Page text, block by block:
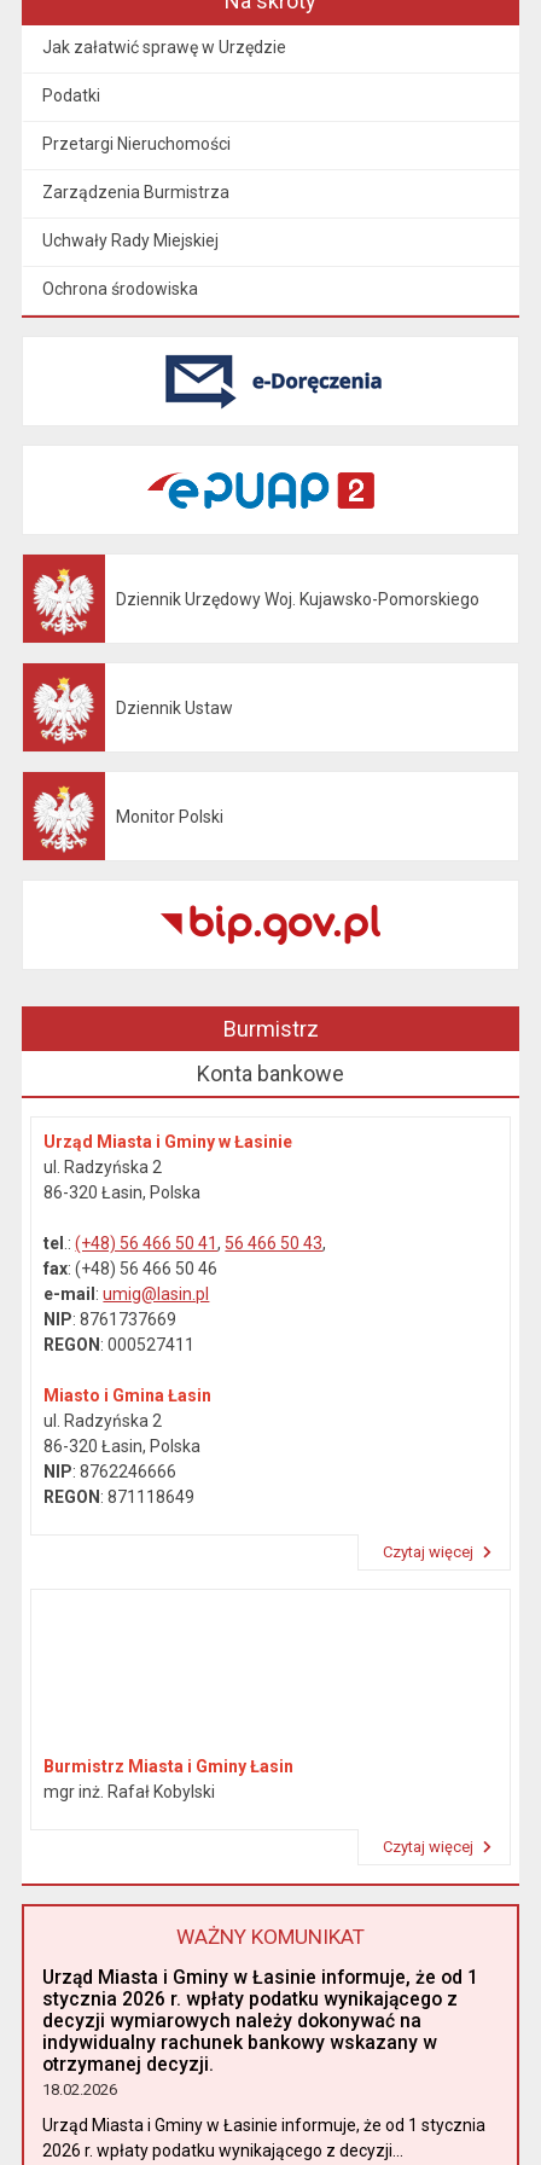
Jak załatwić sprawę w Urzędzie
Podatki
Przetargi Nieruchomości
Zarządzenia Burmistrza
Uchwały Rady Miejskiej
Ochrona środowiska
Dziennik Urzędowy Woj. Kujawsko-Pomorskiego
Dziennik Ustaw
Monitor Polski
Burmistrz
Konta bankowe
Urząd Miasta i Gminy w Łasinie
ul. Radzyńska 2
86-320 Łasin, Polska
tel .:(+48) 56 466 50 41, 56 466 50 43,
fax: (+48) 56 466 50 46
e-mail :umig@lasin.pl
NIP: 8761737669
REGON : 000527411
Miasto i Gmina Łasin
ul. Radzyńska 2
86-320 Łasin, Polska
NIP: 8762246666
REGON : 871118649
Czytaj więcej
Burmistrz Miasta i Gminy Łasin
mgr inż. Rafał Kobylski
Czytaj więcej
WAŻNY KOMUNIKAT
Urząd Miasta i Gminy w Łasinie informuje, że od 1
stycznia 2026 r. wpłaty podatku wynikającego z
decyzji wymiarowych należy dokonywać na
indywidualny rachunek bankowy wskazany w
otrzymanej decyzji.
18.02.2026
Urząd Miasta i Gminy w Łasinie informuje, że od 1 stycznia
2026 r. wpłaty podatku wynikającego z decyzji...